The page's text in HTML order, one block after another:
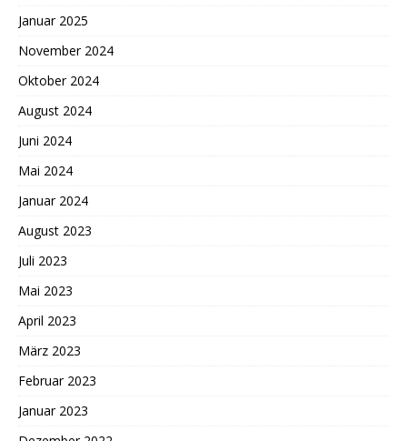
Januar 2025
November 2024
Oktober 2024
August 2024
Juni 2024
Mai 2024
Januar 2024
August 2023
Juli 2023
Mai 2023
April 2023
März 2023
Februar 2023
Januar 2023